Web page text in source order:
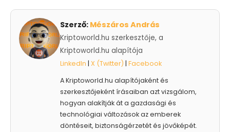
Szerző: Mészáros András
Kriptoworld.hu szerkesztője, a
Kriptoworld.hu alapítója
LinkedIn | X (Twitter) | Facebook
A Kriptoworld.hu alapítójaként és
szerkesztőjeként írásaiban azt vizsgálom,
hogyan alakítják át a gazdasági és
technológiai változások az emberek
döntéseit, biztonságérzetét és jövőképét.